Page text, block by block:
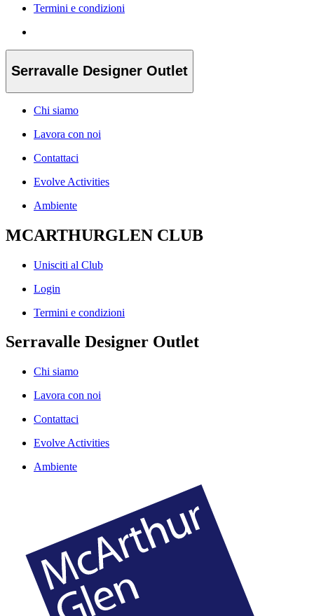
Termini e condizioni
Serravalle Designer Outlet
Chi siamo
Lavora con noi
Contattaci
Evolve Activities
Ambiente
MCARTHURGLEN CLUB
Unisciti al Club
Login
Termini e condizioni
Serravalle Designer Outlet
Chi siamo
Lavora con noi
Contattaci
Evolve Activities
Ambiente